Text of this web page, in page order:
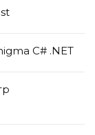
C# .NET